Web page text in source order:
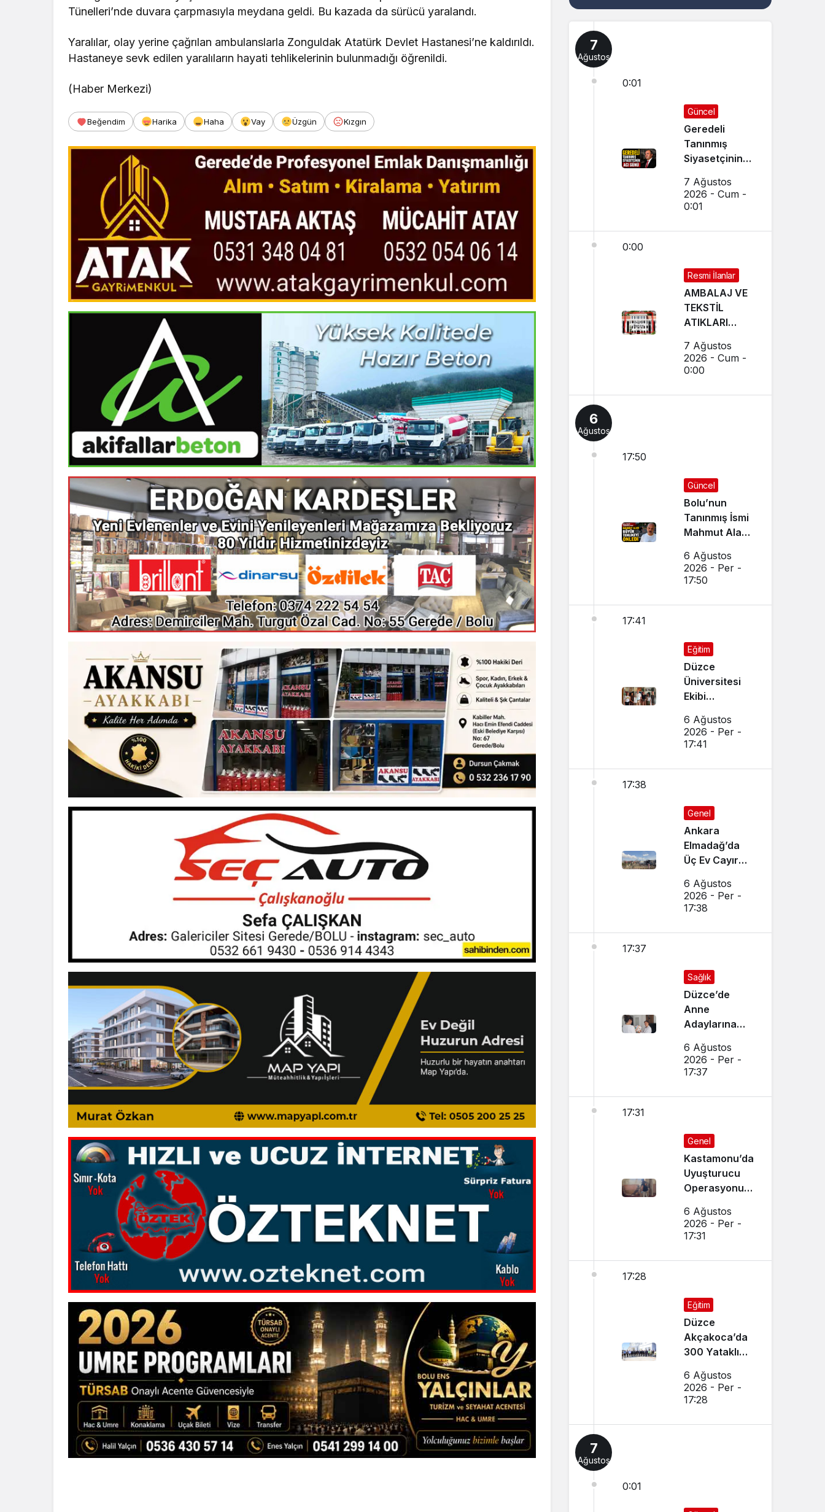
Tünelleri’nde duvara çarpmasıyla meydana geldi. Bu kazada da sürücü yaralandı.
Yaralılar, olay yerine çağrılan ambulanslarla Zonguldak Atatürk Devlet Hastanesi’ne kaldırıldı.
Hastaneye sevk edilen yaralıların hayati tehlikelerinin bulunmadığı öğrenildi.
(Haber Merkezi)
Beğendim Harika Haha Vay Üzgün Kızgın
7
Ağustos
0:01
Güncel
Geredeli
Tanınmış
Siyasetçinin
7 Ağustos
2026 - Cum -
0:01
0:00
Resmi İlanlar
AMBALAJ VE
TEKSTİL
ATIKLARI
İHALELERİ
(GEREDE
7 Ağustos
2026 - Cum -
0:00
6
Ağustos
17:50
Güncel
Bolu’nun
Tanınmış İsmi
Mahmut Alan
Tehlikeyi
Önledi
6 Ağustos
2026 - Per -
17:50
17:41
Eğitim
Düzce
Üniversitesi
Ekibi
Ses Verdi
6 Ağustos
2026 - Per -
17:41
17:38
Genel
Ankara
Elmadağ’da
Üç Ev Cayır
6 Ağustos
2026 - Per -
17:38
17:37
Sağlık
Düzce’de
Anne
Adaylarına
Ziyaretleri
Yapılıyor
6 Ağustos
2026 - Per -
17:37
17:31
Genel
Kastamonu’da
Uyuşturucu
Operasyonu:
6 Ağustos
2026 - Per -
17:31
17:28
Eğitim
Düzce
Akçakoca’da
300 Yataklı
İnşaatı Devam
Ediyor
6 Ağustos
2026 - Per -
17:28
7
Ağustos
0:01